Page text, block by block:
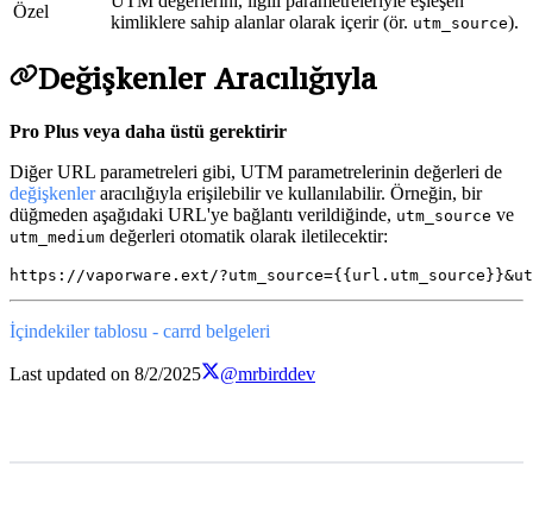
Özel
kimliklere sahip alanlar olarak içerir (ör. utm_source).
Değişkenler Aracılığıyla
Pro Plus veya daha üstü gerektirir
Diğer URL parametreleri gibi, UTM parametrelerinin değerleri de
değişkenleraracılığıyla erişilebilir ve kullanılabilir. Örneğin, bir
düğmeden aşağıdaki URL'ye bağlantı verildiğinde, utm_source ve
utm_medium değerleri otomatik olarak iletilecektir:
İçindekiler tablosu - carrd belgeleri
Last updated on 8/2/2025 @mrbirddev